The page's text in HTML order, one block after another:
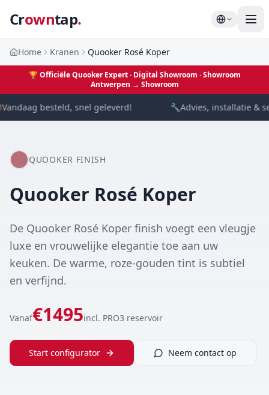
Crowntap.
Home Kranen Quooker Rosé Koper
🏆 Officiële Quooker Expert · Digital Showroom · Showroom
Antwerpen → Showroom
besteld, snel geleverd! 🔧Advies, installatie &
QUOOKER FINISH
Quooker Rosé Koper
De Quooker Rosé Koper finish voegt een vleugje
luxe en vrouwelijke elegantie toe aan uw
keuken. De warme, roze-gouden tint is subtiel
en verfijnd.
Vanaf€1495incl. PRO3 reservoir
Start configurator Neem contact op